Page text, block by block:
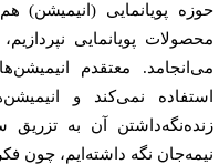
پویانمایی (انیمیشن)
پویانمایی
معتقدم
نمی‌کند و
آن به تزریق
نگه داشته‌ایم، چون فکر